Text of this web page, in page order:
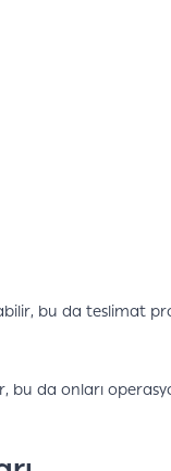
bu da teslimat
bu da onları